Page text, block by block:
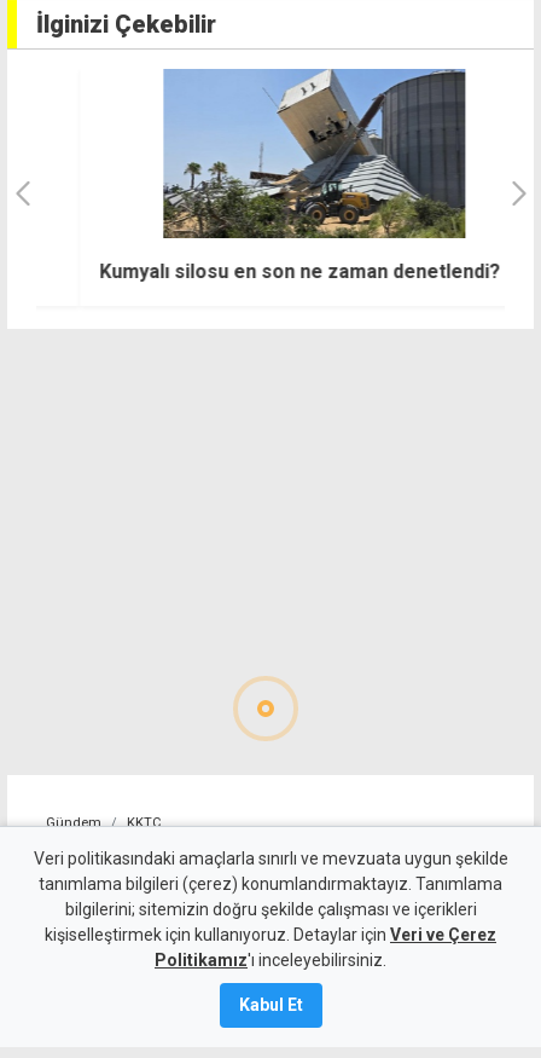
İlginizi Çekebilir
Kumyalı silosu en son ne zaman denetlendi?
Gündem KKTC
76 yaşındaki scooter
sürücüsü kaldırıma düşüp
yaralandı
Veri politikasındaki amaçlarla sınırlı ve mevzuata uygun şekilde
tanımlama bilgileri (çerez) konumlandırmaktayız. Tanımlama
bilgilerini; sitemizin doğru şekilde çalışması ve içerikleri
kişiselleştirmek için kullanıyoruz. Detaylar için Veri ve Çerez
Politikamız'ı inceleyebilirsiniz.
Kabul Et